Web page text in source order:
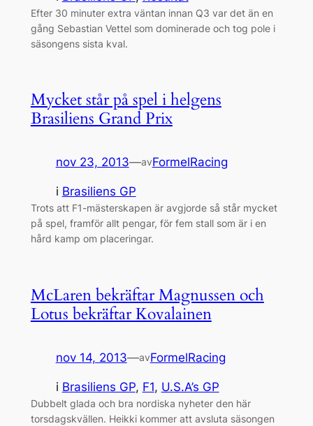
Efter 30 minuter extra väntan innan Q3 var det än en
gång Sebastian Vettel som dominerade och tog pole i
säsongens sista kval.
Mycket står på spel i helgens
Brasiliens Grand Prix
nov 23, 2013—avFormelRacing
i Brasiliens GP
Trots att F1-mästerskapen är avgjorde så står mycket
på spel, framför allt pengar, för fem stall som är i en
hård kamp om placeringar.
McLaren bekräftar Magnussen och
Lotus bekräftar Kovalainen
nov 14, 2013—avFormelRacing
i Brasiliens GP, F1, U.S.A’s GP
Dubbelt glada och bra nordiska nyheter den här
torsdagskvällen. Heikki kommer att avsluta säsongen